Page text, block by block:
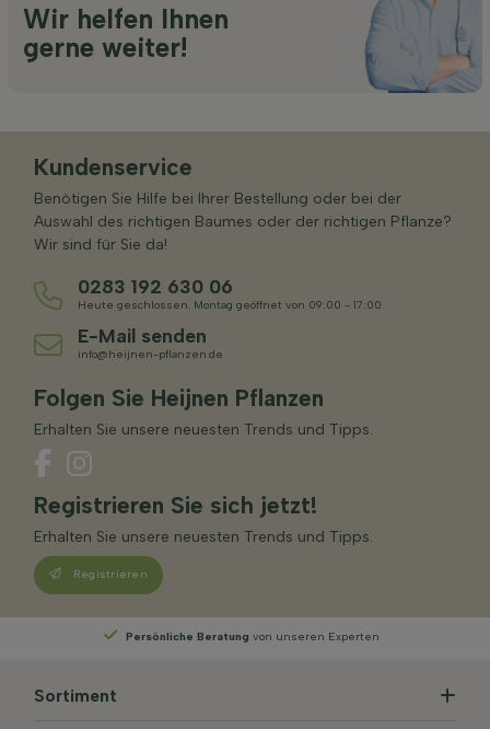
Wir helfen Ihnen
gerne weiter!
Kundenservice
Benötigen Sie Hilfe bei Ihrer Bestellung oder bei der
Auswahl des richtigen Baumes oder der richtigen Pflanze?
Wir sind für Sie da!
0283 192 630 06
Heute geschlossen. Montag geöffnet von 09:00 - 17:00
E-Mail senden
info@heijnen-pflanzen.de
Folgen Sie Heijnen Pflanzen
Erhalten Sie unsere neuesten Trends und Tipps.
Registrieren Sie sich jetzt!
Erhalten Sie unsere neuesten Trends und Tipps.
Registrieren
Persönliche Beratungvon unseren Experten
Sortiment